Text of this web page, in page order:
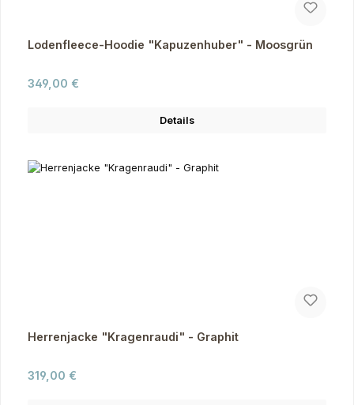
Lodenfleece-Hoodie "Kapuzenhuber" - Moosgrün
Regulärer Preis:
349,00 €
Details
Herrenjacke "Kragenraudi" - Graphit
Regulärer Preis:
319,00 €